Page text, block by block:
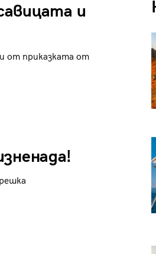
и
от приказката от